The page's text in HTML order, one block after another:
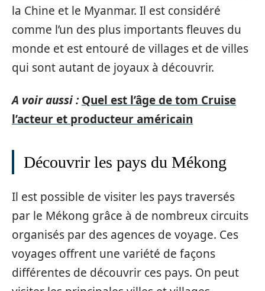
la Chine et le Myanmar. Il est considéré
comme l’un des plus importants fleuves du
monde et est entouré de villages et de villes
qui sont autant de joyaux à découvrir.
A voir aussi : Quel est l’âge de tom Cruise
l’acteur et producteur américain
Découvrir les pays du Mékong
Il est possible de visiter les pays traversés
par le Mékong grâce à de nombreux circuits
organisés par des agences de voyage. Ces
voyages offrent une variété de façons
différentes de découvrir ces pays. On peut